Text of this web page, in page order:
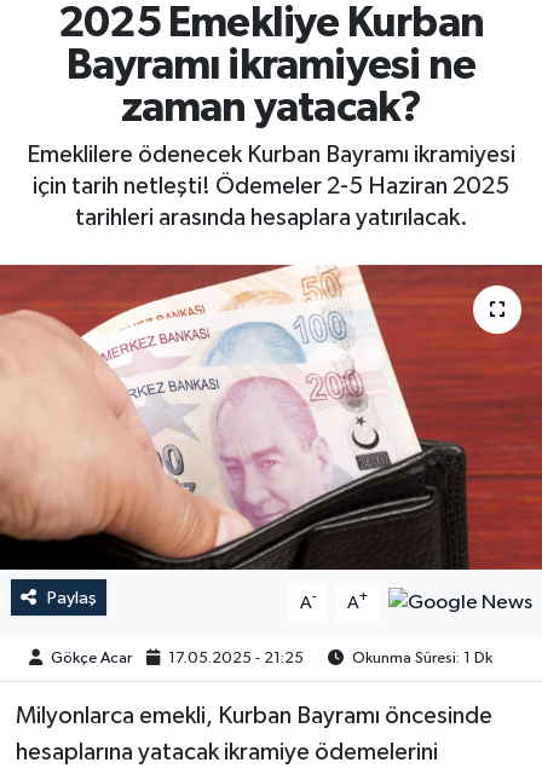
2025 Emekliye Kurban
Bayramı ikramiyesi ne
zaman yatacak?
Emeklilere ödenecek Kurban Bayramı ikramiyesi
için tarih netleşti! Ödemeler 2-5 Haziran 2025
tarihleri arasında hesaplara yatırılacak.
Paylaş A- A+
Gökçe Acar 17.05.2025 - 21:25 Okunma Süresi: 1 Dk
Milyonlarca emekli, Kurban Bayramı öncesinde
hesaplarına yatacak ikramiye ödemelerini